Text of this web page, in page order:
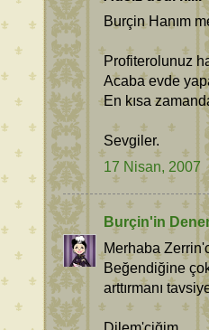
Burçin Hanım
Profiterolunuz
Acaba evde
En kısa
Sevgiler.
17 Nisan, 2007
Burçin'in
Merhaba
Beğendiğine
arttırmanı